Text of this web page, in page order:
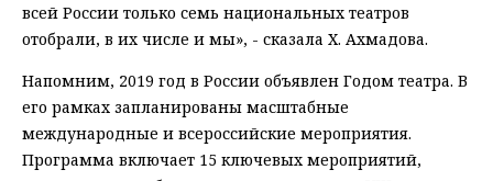
всей России только семь национальных театров
отобрали, в их числе и мы», - сказала Х. Ахмадова.
Напомним, 2019 год в России объявлен Годом театра. В
его рамках запланированы масштабные
международные и всероссийские мероприятия.
Программа включает 15 ключевых мероприятий,